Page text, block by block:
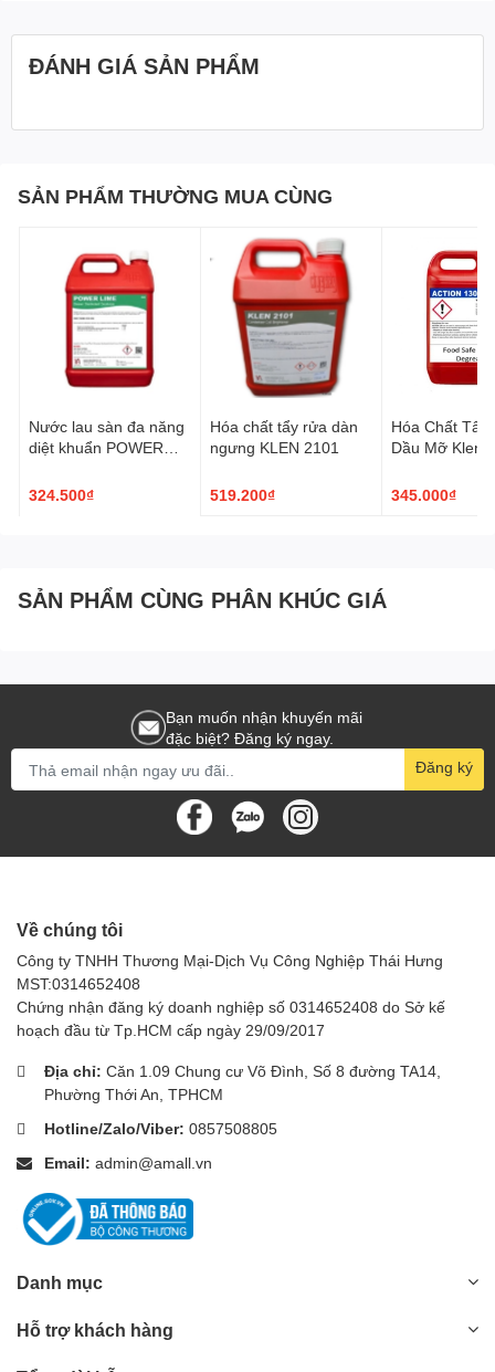
ĐÁNH GIÁ SẢN PHẨM
SẢN PHẨM THƯỜNG MUA CÙNG
Nước lau sàn đa năng
diệt khuẩn POWER
324.500₫
Hóa chất tẩy rửa dàn
ngưng KLEN 2101
519.200₫
Hóa Chất Tẩy
Dầu Mỡ
345.000₫
SẢN PHẨM CÙNG PHÂN KHÚC GIÁ
Bạn muốn nhận khuyến mãi
đặc biệt? Đăng ký ngay.
Đăng ký
Về chúng tôi
Công ty TNHH Thương Mại-Dịch Vụ Công Nghiệp Thái Hưng
MST:0314652408
Chứng nhận đăng ký doanh nghiệp số 0314652408 do Sở kế
hoạch đầu từ Tp.HCM cấp ngày 29/09/2017
Địa chỉ: Căn 1.09 Chung cư Võ Đình, Số 8 đường TA14,
Phường Thới An, TPHCM
Hotline/Zalo/Viber: 0857508805
Email: admin@amall.vn
Danh mục
Hỗ trợ khách hàng